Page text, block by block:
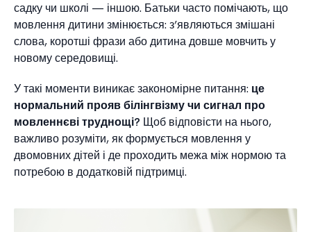
садку чи школі — іншою. Батьки часто помічають, що
мовлення дитини змінюється: з’являються змішані
слова, коротші фрази або дитина довше мовчить у
новому середовищі.
У такі моменти виникає закономірне питання: це
нормальний прояв білінгвізму чи сигнал про
мовленнєві труднощі? Щоб відповісти на нього,
важливо розуміти, як формується мовлення у
двомовних дітей і де проходить межа між нормою та
потребою в додатковій підтримці.